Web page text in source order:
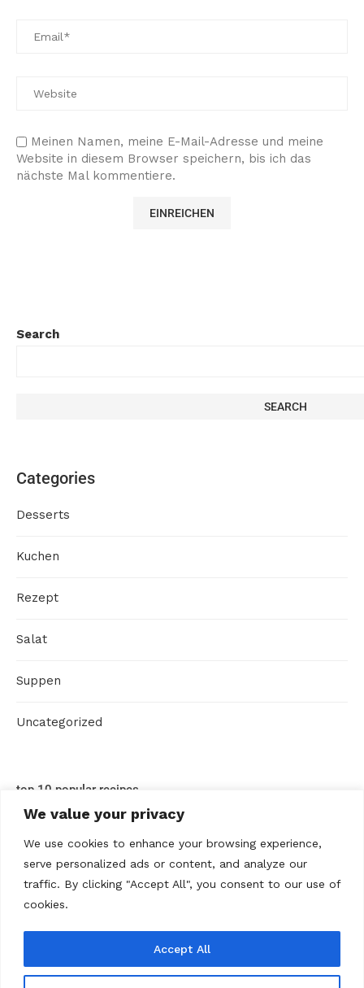
We value your privacy
We use cookies to enhance your browsing experience,
serve personalized ads or content, and analyze our
traffic. By clicking "Accept All", you consent to our use of
cookies.
Accept All
Meinen Namen, meine E-Mail-Adresse und meine
Website in diesem Browser speichern, bis ich das
nächste Mal kommentiere.
Search
SEARCH
Categories
Desserts
Kuchen
Rezept
Salat
Suppen
Uncategorized
top 10 popular recipes
Kontakt
Privacy policy Terms Of Use Über uns